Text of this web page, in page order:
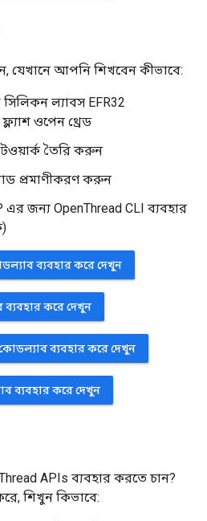
যেখানে আপনি শিখবেন কীভাবে:
সিলিকন ল্যাবস EFR32
ওপেন থ্রেড
তৈরি করুন
প্রমাণীকরণ করুন
এর জন্য OpenThread CLI ব্যবহার
ব্যবহার করে দেখুন
ব্যবহার করে দেখুন
ব্যবহার করে দেখুন
ব্যবহার করে দেখুন
APIs ব্যবহার করতে চান?
শিখুন কিভাবে: